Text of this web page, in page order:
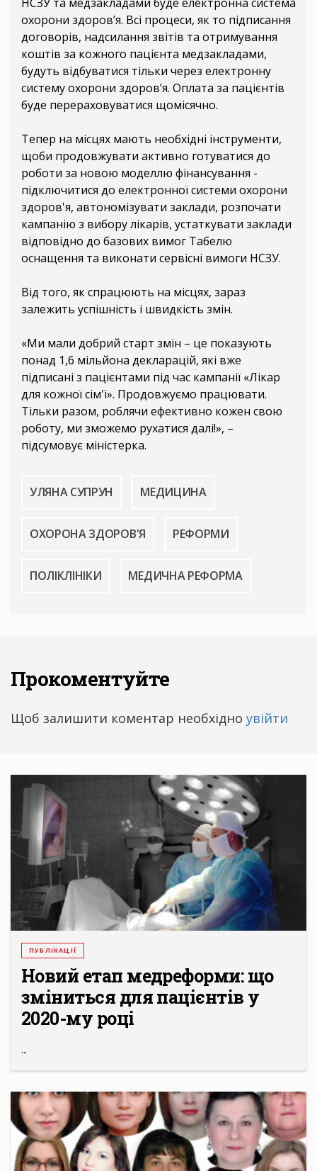
НСЗУ та медзакладами буде електронна система
охорони здоров’я. Всі процеси, як то підписання
договорів, надсилання звітів та отримування
коштів за кожного пацієнта медзакладами,
будуть відбуватися тільки через електронну
систему охорони здоров’я. Оплата за пацієнтів
буде перераховуватися щомісячно.
Тепер на місцях мають необхідні інструменти,
щоби продовжувати активно готуватися до
роботи за новою моделлю фінансування -
підключитися до електронної системи охорони
здоров'я, автономізувати заклади, розпочати
кампанію з вибору лікарів, устаткувати заклади
відповідно до базових вимог Табелю
оснащення та виконати сервісні вимоги НСЗУ.
Від того, як спрацюють на місцях, зараз
залежить успішність і швидкість змін.
«Ми мали добрий старт змін – це показують
понад 1,6 мільйона декларацій, які вже
підписані з пацієнтами під час кампанії «Лікар
для кожної сім'ї». Продовжуємо працювати.
Тільки разом, роблячи ефективно кожен свою
роботу, ми зможемо рухатися далі!», –
підсумовує міністерка.
УЛЯНА СУПРУН МЕДИЦИНА
ОХОРОНА ЗДОРОВ'Я РЕФОРМИ
ПОЛІКЛІНІКИ МЕДИЧНА РЕФОРМА
Прокоментуйте
Щоб залишити коментар необхідно увійти
ПУБЛІКАЦІЇ
Новий етап медреформи: що
зміниться для пацієнтів у
2020-му році
...